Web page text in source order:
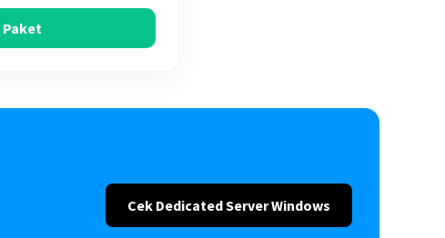
Paket
Cek Dedicated Server Windows